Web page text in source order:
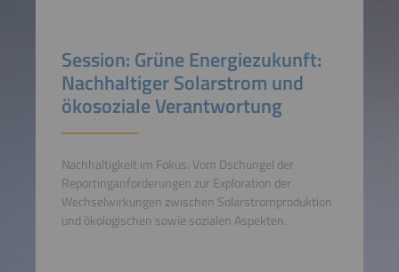
Session: Grüne Energiezukunft:
Nachhaltiger Solarstrom und
ökosoziale Verantwortung
Nachhaltigkeit im Fokus: Vom Dschungel der
Reportinganforderungen zur Exploration der
Wechselwirkungen zwischen Solarstromproduktion
und ökologischen sowie sozialen Aspekten.